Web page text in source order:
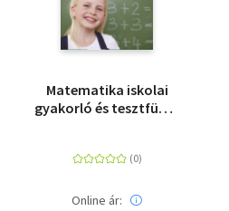
Matematika iskolai
gyakorló és tesztfüzet
Online ár: